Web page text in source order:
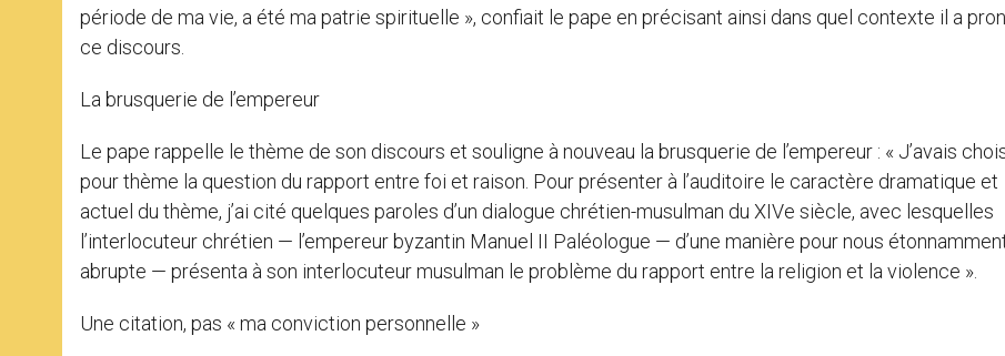
période de ma vie, a été ma patrie spirituelle », confiait le pape en précisant ainsi dans quel contexte il a
ce discours.
La brusquerie de l’empereur
Le pape rappelle le thème de son discours et souligne à nouveau la brusquerie de l’empereur : « J’avais
pour thème la question du rapport entre foi et raison. Pour présenter à l’auditoire le caractère dramatique et
actuel du thème, j’ai cité quelques paroles d’un dialogue chrétien-musulman du XIVe siècle, avec lesquelles
l’interlocuteur chrétien — l’empereur byzantin Manuel II Paléologue — d’une manière pour nous
abrupte — présenta à son interlocuteur musulman le problème du rapport entre la religion et la violence ».
Une citation, pas « ma conviction personnelle »